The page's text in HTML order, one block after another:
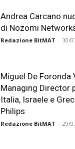
Andrea Carcano
di Nozomi
Redazione BitMAT - 30/
Miguel De Foronda
Managing Director
Italia, Israele e
Philips
Redazione BitMAT - 29/